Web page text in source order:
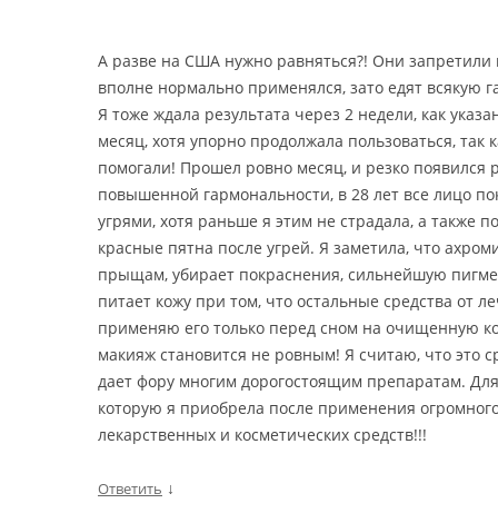
А разве на США нужно равняться?! Они
вполне нормально применялся, зато едят всякую
Я тоже ждала результата через 2 недели, как
месяц, хотя упорно продолжала пользоваться, так
помогали! Прошел ровно месяц, и резко появился
повышенной гармональности, в 28 лет все лицо
угрями, хотя раньше я этим не страдала, а также
красные пятна после угрей. Я заметила, что
прыщам, убирает покраснения, сильнейшую
питает кожу при том, что остальные средства от
применяю его только перед сном на очищенную
макияж становится не ровным! Я считаю, что это
дает фору многим дорогостоящим препаратам.
которую я приобрела после применения
лекарственных и косметических средств!!!
Ответить ↓